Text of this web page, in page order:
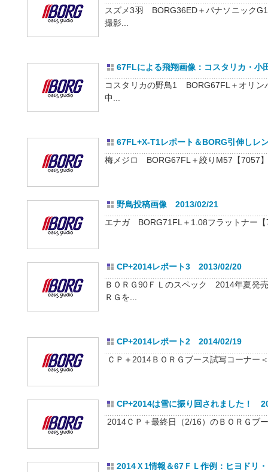
スズメ3羽 BORG36ED＋パナソニック
撮影...
67FLによる飛翔画像：コスタリカ・小
コスタリカの野鳥1 BORG67FL＋オリ
中...
67FL+X-T1レポート＆BORG引伸し
梅メジロ BORG67FL＋絞りM57【7057
野鳥投稿画像 2013/02/21
エナガ BORG71FL＋1.08フラットナー
CP+2014レポート3 2013/02/20
ＢＯＲＧ90ＦＬのスペック 2014年夏発
ＲＧを...
CP+2014レポート2 2014/02/19
ＣＰ＋2014ＢＯＲＧブース試写コーナー
CP+2014は雪に振り回されました！
2014ＣＰ＋最終日（2/16）のＢＯＲＧブ
2014Ｘ1情報＆67ＦＬ作例：ヒヨドリ